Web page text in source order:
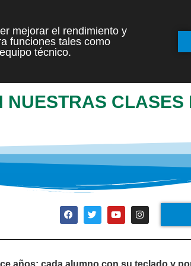
INICIO
CLASES
mejorar el rendimiento y
funciones tales como
técnico.